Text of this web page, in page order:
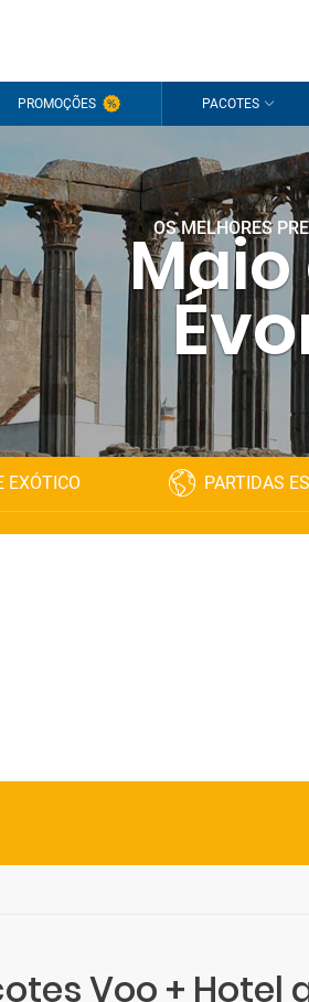
PROMOÇÕES PACOTES
OS MELHORES
EXÓTICO PARTIDAS
Voo + Hotel